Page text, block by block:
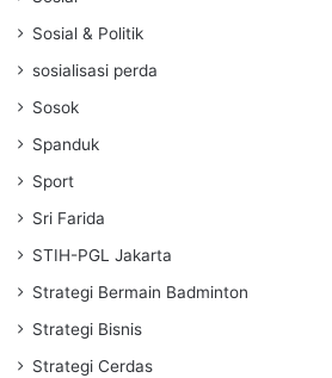
Sosial & Politik
sosialisasi perda
Sosok
Spanduk
Sport
Sri Farida
STIH-PGL Jakarta
Strategi Bermain Badminton
Strategi Bisnis
Strategi Cerdas